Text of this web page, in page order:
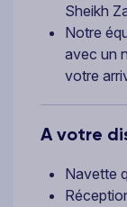
Sheikh
Notre
avec un
votre
A votre
Navette